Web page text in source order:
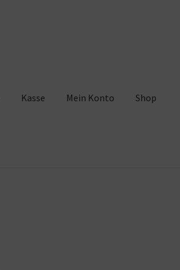
Kasse Mein Konto Shop